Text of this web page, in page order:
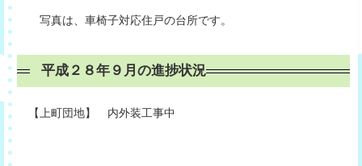
写真は、車椅子対応住戸の台所です。
平成２８年９月の進捗状況
【上町団地】 内外装工事中